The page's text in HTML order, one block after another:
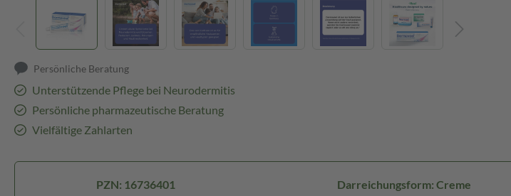
Persönliche Beratung
Unterstützende Pflege bei Neurodermitis
Persönliche pharmazeutische Beratung
Vielfältige Zahlarten
PZN: 16736401 Darreichungsform: Creme